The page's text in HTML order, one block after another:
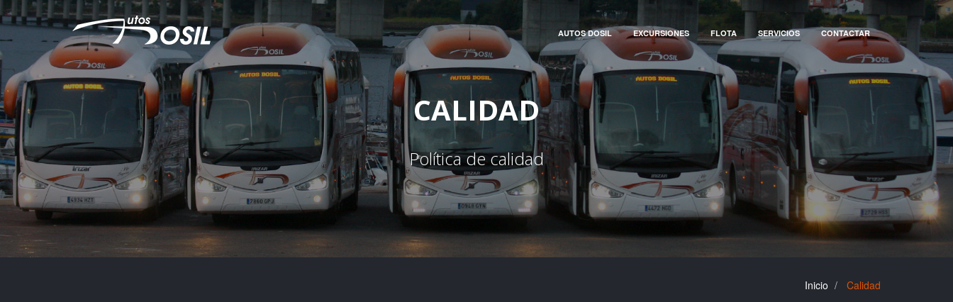
AUTOS DOSIL EXCURSIONES FLOTA SERVICIOS CONTACTAR
CALIDAD
Política de calidad
Inicio Calidad